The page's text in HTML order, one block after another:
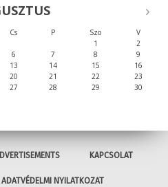
Cs P Szo
V
1
2
6 7 8
9
13 14 15
16
20 21 22
23
27 28 29
30
KAPCSOLAT
ADATVÉDELMI NYILATKOZAT